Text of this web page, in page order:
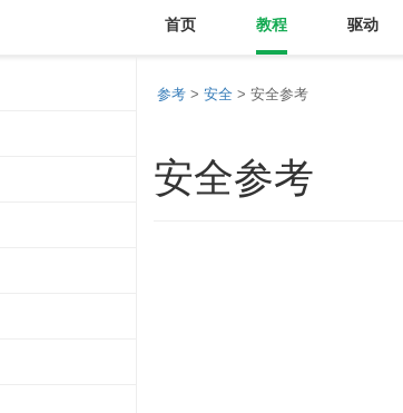
首页 教程 驱动
参考 > 安全 > 安全参考
安全参考